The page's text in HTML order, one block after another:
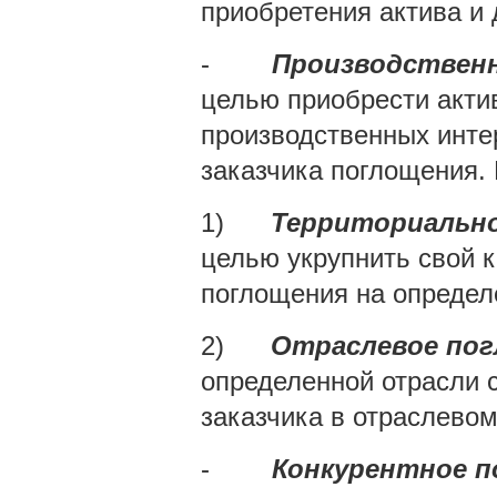
приобретения актива
-
целью приобрести
производственных
заказчика поглощения.
1)
целью укрупнить свой
поглощения на
2) Отраслевое
определенной отрасли
заказчика в
- Конкурентное